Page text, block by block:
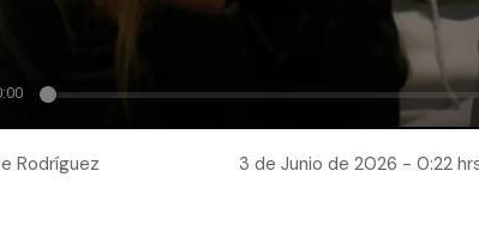
Rodríguez 3 de Junio de 2026 - 0:22